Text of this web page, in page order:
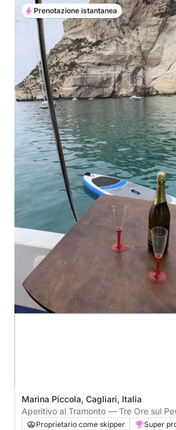
Marina Piccola, Cagliari, Italia
Aperitivo al Tramonto — Tre Ore sul
e la Sella del Diavolo
Proprietario come skipper
Super
Prenotazione istantanea